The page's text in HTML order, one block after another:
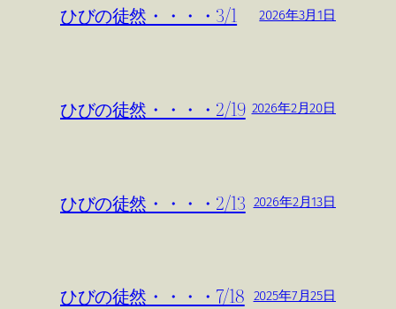
ひびの徒然・・・・3/1 2026年3月1日
ひびの徒然・・・・2/19 2026年2月20日
ひびの徒然・・・・2/13 2026年2月13日
ひびの徒然・・・・7/18 2025年7月25日